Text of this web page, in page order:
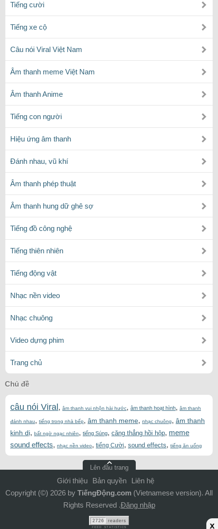
Tiếng cười
Tiếng xe cộ
Câu nói Viral Việt Nam
Âm thanh meme Việt Nam
Âm thanh Anime
Tiếng con người
Hiệu ứng âm thanh
Đánh nhau, vũ khí
Âm thanh phép thuật
Âm thanh hung dữ ghê sợ
Tiếng đồ công nghệ
Tiếng thiên nhiên
Tiếng động vật
Nhạc nền video
Nhạc chuông
Video dựng phim
Trang chủ
Chủ đề
câu nói Viral , âm thanh vui nhộn hài hước, âm thanh hoạt hình, âm thanh
đánh nhau, tiếng trong nhà bếp, âm thanh meme, nhạc chuông, âm thanh
kinh dị, bất ngờ ngạc nhiên, tiếng Súng, căng thẳng hồi hộp, meme
sound effects, nhạc nền video, tiếng Cười, sound effects, tiếng ăn uống
Lên đầu trang
Giới thiệu Bản quyền
Liên hệ
Copyright (©) 2026 by TiếngĐộng.com (Vietnamese version). All
Rights Reserved .Đăng nhập
2726 readers
FEED STATISTICS x